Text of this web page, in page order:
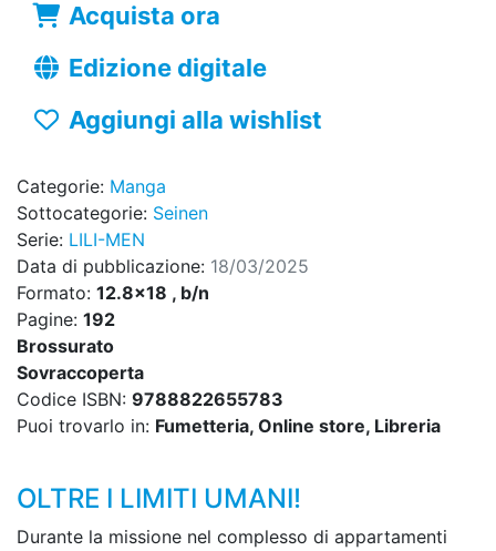
Acquista ora
Edizione digitale
Aggiungi alla wishlist
Categorie: Manga
Sottocategorie: Seinen
Serie: LILI-MEN
Data di pubblicazione: 18/03/2025
Formato: 12.8x18 , b/n
Pagine: 192
Brossurato
Sovraccoperta
Codice ISBN: 9788822655783
Puoi trovarlo in: Fumetteria, Online store, Libreria
OLTRE I LIMITI UMANI!
Durante la missione nel complesso di appartamenti